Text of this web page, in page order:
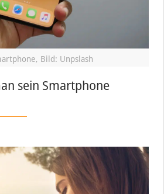
Bild: Unpslash
sein Smartphone